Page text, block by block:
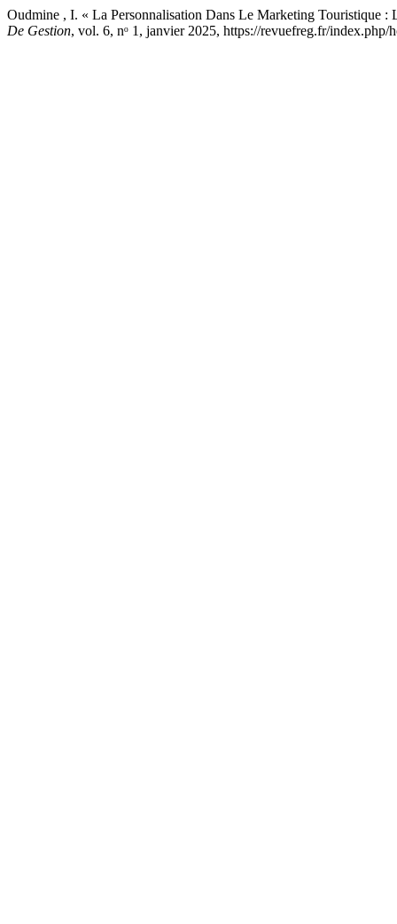
Oudmine , I. « La Personnalisation Dans Le Marketing Touristique :
De Gestion, vol. 6, nᵒ 1, janvier 2025, https://revuefreg.fr/index.php/